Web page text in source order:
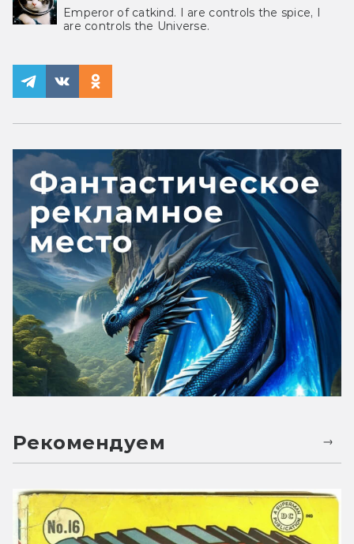
Emperor of catkind. I are controls the spice, I
are controls the Universe.
Рекомендуем